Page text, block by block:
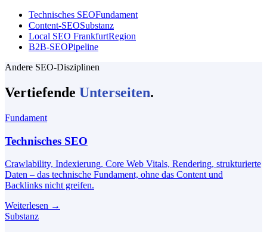
Technisches SEOFundament
Content-SEOSubstanz
Local SEO FrankfurtRegion
B2B-SEOPipeline
Andere SEO-Disziplinen
Vertiefende Unterseiten.
Fundament
Technisches SEO
Crawlability, Indexierung, Core Web Vitals, Rendering, strukturierte
Daten – das technische Fundament, ohne das Content und
Backlinks nicht greifen.
Weiterlesen →
Substanz